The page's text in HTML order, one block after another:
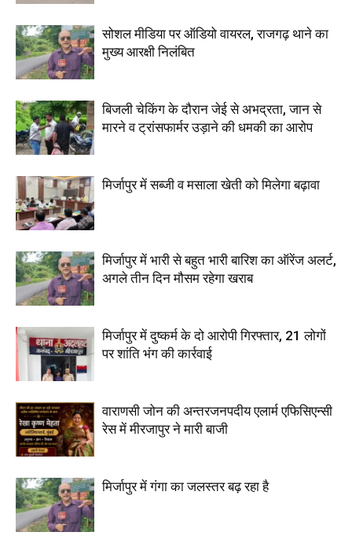
सोशल मीडिया पर ऑडियो वायरल, राजगढ़ थाने का
मुख्य आरक्षी निलंबित
बिजली चेकिंग के दौरान जेई से अभद्रता, जान से
मारने व ट्रांसफार्मर उड़ाने की धमकी का आरोप
मिर्जापुर में सब्जी व मसाला खेती को मिलेगा बढ़ावा
मिर्जापुर में भारी से बहुत भारी बारिश का ऑरेंज अलर्ट,
अगले तीन दिन मौसम रहेगा खराब
मिर्जापुर में दुष्कर्म के दो आरोपी गिरफ्तार, 21 लोगों
पर शांति भंग की कार्रवाई
वाराणसी जोन की अन्तरजनपदीय एलार्म एफिसिएन्सी
रेस में मीरजापुर ने मारी बाजी
मिर्जापुर में गंगा का जलस्तर बढ़ रहा है